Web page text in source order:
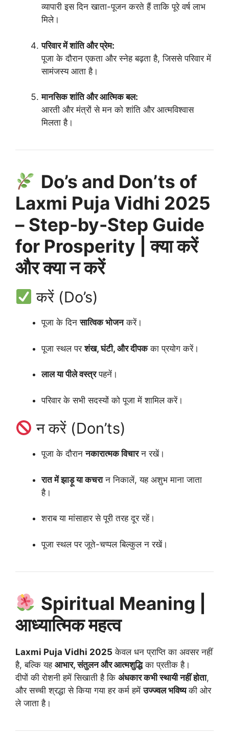
व्यापारी इस दिन खाता-पूजन करते हैं ताकि पूरे वर्ष लाभ
मिले।
परिवार में शांति और प्रेम:
पूजा के दौरान एकता और स्नेह बढ़ता है, जिससे परिवार में
सामंजस्य आता है।
मानसिक शांति और आत्मिक बल:
आरती और मंत्रों से मन को शांति और आत्मविश्वास
मिलता है।
Do’s and Don’ts of
Laxmi Puja Vidhi 2025
– Step-by-Step Guide
for Prosperity | क्या करें
और क्या न करें
करें (Do’s)
पूजा के दिनसात्विक भोजनकरें।
पूजा स्थल परशंख, घंटी, और दीपकका प्रयोग करें।
लाल या पीले वस्त्रपहनें।
परिवार के सभी सदस्यों को पूजा में शामिल करें।
न करें (Don’ts)
पूजा के दौराननकारात्मक विचारन रखें।
रात में झाड़ू या कचरान निकालें, यह अशुभ माना जाता
है।
शराब या मांसाहार से पूरी तरह दूर रहें।
पूजा स्थल पर जूते-चप्पल बिल्कुल न रखें।
Spiritual Meaning |
आध्यात्मिक महत्व
Laxmi Puja Vidhi 2025 केवल धन प्राप्ति का अवसर नहीं
है, बल्कि यह आभार, संतुलन और आत्मशुद्धिका प्रतीक है।
दीपों की रोशनी हमें सिखाती है कि अंधकार कभी स्थायी नहीं होता,
और सच्ची श्रद्धा से किया गया हर कर्म हमेंउज्ज्वल भविष्यकी ओर
ले जाता है।